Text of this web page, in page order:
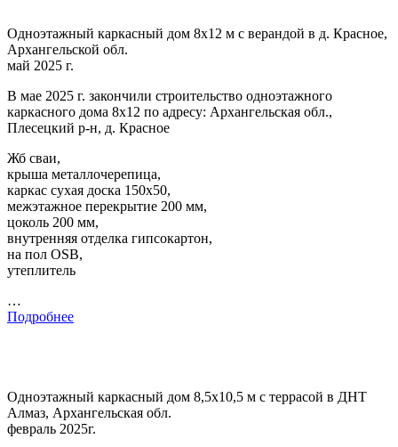
Одноэтажный каркасный дом 8х12 м с верандой в д. Красное,
Архангельской обл.
май 2025 г.
В мае 2025 г. закончили строительство одноэтажного
каркасного дома 8х12 по адресу: Архангельская обл.,
Плесецкий р-н, д. Красное
Жб сваи,
крыша металлочерепица,
каркас сухая доска 150х50,
межэтажное перекрытие 200 мм,
цоколь 200 мм,
внутренняя отделка гипсокартон,
на пол OSB,
утеплитель
…
Подробнее
Одноэтажный каркасный дом 8,5х10,5 м с террасой в ДНТ
Алмаз, Архангельская обл.
февраль 2025г.